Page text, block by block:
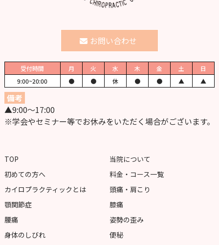
お問い合わせ
受付時間 月 火 水 木 金 土
日
9:00~20:00 ● ● 休 ● ● ▲ ▲
備考
▲9:00〜17:00
※学会やセミナー等でお休みをいただく場合がございます。
TOP
当院について
初めての方へ
料金・コース一覧
カイロプラクティックとは
頭痛・肩こり
顎関節症
膝痛
腰痛
姿勢の歪み
身体のしびれ
便秘